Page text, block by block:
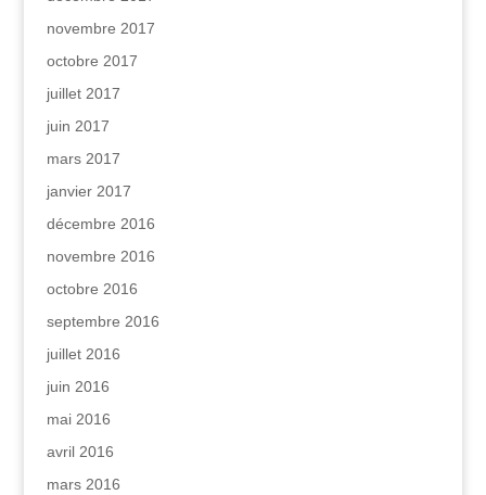
novembre 2017
octobre 2017
juillet 2017
juin 2017
mars 2017
janvier 2017
décembre 2016
novembre 2016
octobre 2016
septembre 2016
juillet 2016
juin 2016
mai 2016
avril 2016
mars 2016